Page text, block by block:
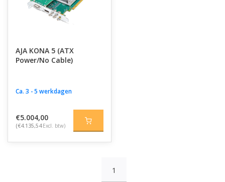
AJA KONA 5 (ATX
Power/No Cable)
Ca. 3 - 5 werkdagen
€5.004,00
(€4.135,54 Excl. btw)
1